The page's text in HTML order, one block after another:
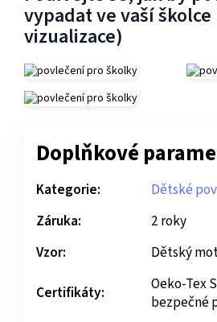
vypadat ve vaší
vizualizace)
Doplňkové
Kategorie:
Dětské
Záruka:
2 roky
Vzor:
Dětský
Certifikáty:
Oeko-Tex
bezpečné